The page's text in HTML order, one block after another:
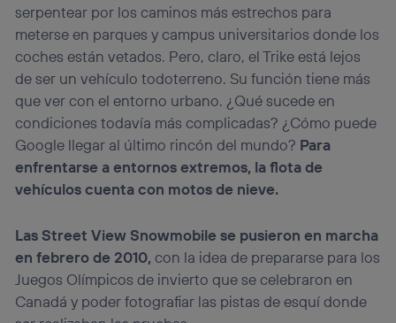
serpentear por los caminos más estrechos para
meterse en parques y campus universitarios donde los
coches están vetados. Pero, claro, el Trike está lejos
de ser un vehículo todoterreno. Su función tiene más
que ver con el entorno urbano. ¿Qué sucede en
condiciones todavía más complicadas? ¿Cómo puede
Google llegar al último rincón del mundo? Para
enfrentarse a entornos extremos, la flota de
vehículos cuenta con motos de nieve.
Las Street View Snowmobile se pusieron en marcha
en febrero de 2010,con la idea de prepararse para los
Juegos Olímpicos de invierto que se celebraron en
Canadá y poder fotografiar las pistas de esquí donde